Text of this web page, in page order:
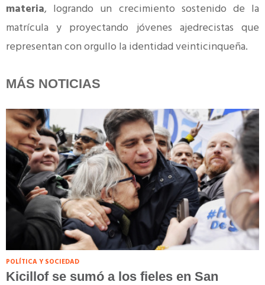
materia, logrando un crecimiento sostenido de la
matrícula y proyectando jóvenes ajedrecistas que
representan con orgullo la identidad veinticinqueña.
MÁS NOTICIAS
POLÍTICA Y SOCIEDAD
Kicillof se sumó a los fieles en San